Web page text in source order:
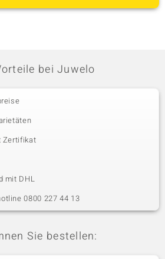
bei Juwelo
Zertifikat
mit DHL
0800 227 44 13
Sie bestellen: